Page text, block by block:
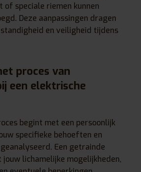
of speciale riemen kunnen
Deze aanpassingen dragen
en veiligheid tijdens
proces van
een elektrische
begint met een persoonlijk
specifieke behoeften en
Een getrainde
lichamelijke mogelijkheden,